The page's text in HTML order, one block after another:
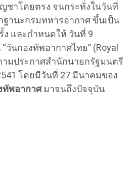
ชาโดยตรง จนกระทั่งในวันที่
ฐานะกรมทหารอากาศ ขึ้นเป็น
ง และกำหนดให้ วันที่ 9
วันกองทัพอากาศไทย” (Royal
ามประกาศสำนักนายกรัฐมนตรี
โดยมีวันที่ 27 มีนาคมของ
ทัพอากาศมาจนถึงปัจจุบัน